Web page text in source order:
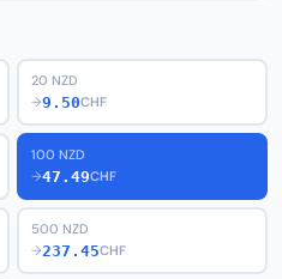
20 NZD
→9.50CHF
100 NZD
→47.49CHF
500 NZD
→237.45CHF